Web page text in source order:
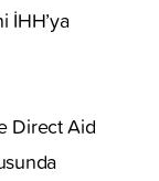
İHH’ya
Direct Aid